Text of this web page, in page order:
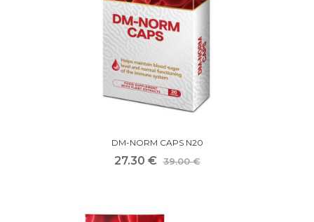
DM-NORM CAPS N20
27.30 € 39.00 €